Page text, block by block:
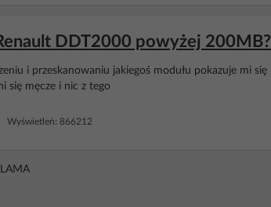
DDT2000 powyżej 200MB?
i przeskanowaniu jakiegoś modułu pokazuje mi się
się męcze i nic z tego
866212